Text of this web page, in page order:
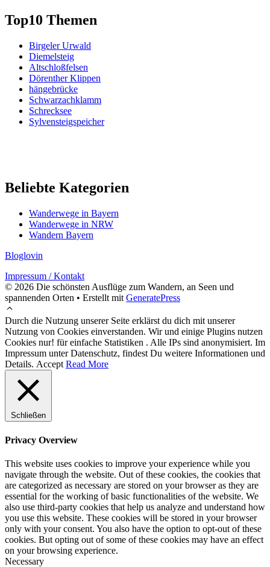
Top10 Themen
Birgeler Urwald
Diemelsteig
Altschloßfelsen
Dörenther Klippen
hängebrücke
Schwarzachklamm
Schrecksee
Sylvensteigspeicher
Beliebte Kategorien
Wanderwege in Bayern
Wanderwege in NRW
Wandern Bayern
Bloglovin
Impressum / Kontakt
© 2026 Die schönsten Ausflüge zum Wandern, an Seen und
spannenden Orten • Erstellt mit GeneratePress
Durch die Nutzung unserer Seite erklärst du dich mit unserer
Nutzung von Cookies einverstanden. Wir und einige Plugins nutzen
Cookies nur! für einfache Statistiken . Alle IPs sind anonymisiert. Im
Impressum unter Datenschutz, findest Du weitere Informationen und
Details. Accept Read More
Schließen
Privacy Overview
This website uses cookies to improve your experience while you
navigate through the website. Out of these cookies, the cookies that
are categorized as necessary are stored on your browser as they are
essential for the working of basic functionalities of the website. We
also use third-party cookies that help us analyze and understand how
you use this website. These cookies will be stored in your browser
only with your consent. You also have the option to opt-out of these
cookies. But opting out of some of these cookies may have an effect
on your browsing experience.
Necessary